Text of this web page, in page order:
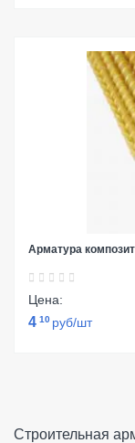
Арматура
Цена:
4 10 руб/шт
Строительная